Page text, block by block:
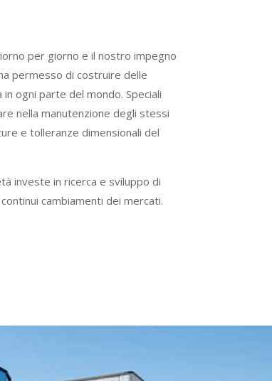
per giorno e il nostro impegno
permesso di costruire delle
ogni parte del mondo. Speciali
nella manutenzione degli stessi
e tolleranze dimensionali del
investe in ricerca e sviluppo di
cambiamenti dei mercati.